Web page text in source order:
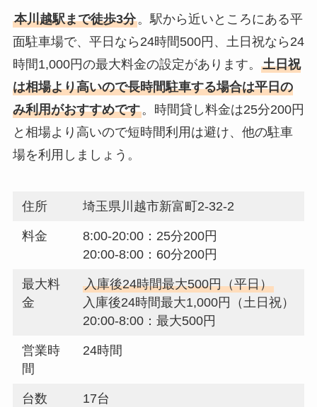
本川越駅まで徒歩3分。駅から近いところにある平
面駐車場で、平日なら24時間500円、土日祝なら24
時間1,000円の最大料金の設定があります。 土日祝
は相場より高いので長時間駐車する場合は平日の
み利用がおすすめです。時間貸し料金は25分200円
と相場より高いので短時間利用は避け、他の駐車
場を利用しましょう。
住所 埼玉県川越市新富町2-32-2
料金
8:00-20:00：25分200円
20:00-8:00：60分200円
最大料
金
入庫後24時間最大500円（平日）
入庫後24時間最大1,000円（土日祝）
20:00-8:00：最大500円
営業時
間
24時間
台数 17台